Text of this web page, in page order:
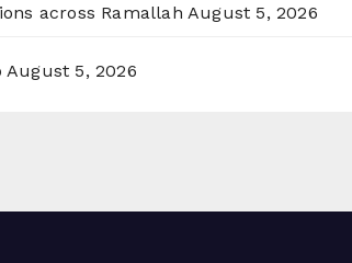
across Ramallah August 5, 2026
August 5, 2026